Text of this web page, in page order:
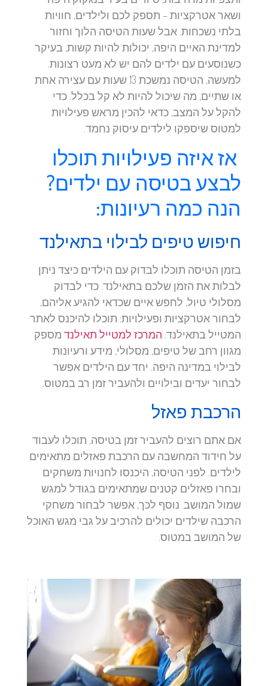
ושאר אטרקציות – תספק לכם ולילדים, חוויות
בלתי נשכחות. אבל שעות הטיסה הלוך וחזור
למדינת האיים היפה, יכולות להיות קשות, בעיקר
כשנוסעים עם ילדים להם יש לא מעט רצונות.
למעשה, הטיסה נמשכת 13 שעות עם עצירה אחת
או שתיים, מה שיכול להיות לא קל בכלל. כדי
להקל על המצב, כדאי להכין מראש פעילויות
למטוס שיספקו לילדים עיסוק נחמד.
אז איזה פעילויות תוכלו
לבצע בטיסה עם ילדים?
הנה כמה רעיונות:
חיפוש טיפים לבילוי בתאילנד
בזמן הטיסה תוכלו לבדוק עם הילדים כיצד ניתן
לבלות את הזמן שלכם בתאילנד. כדי לבדוק
מסלולי טיול, לחפש איים שכדאי להגיע אליהם,
לבחור אטרקציות ופעילויות: תוכלו להיכנס לאתר
המטייל בתאילנד.המרכז למטייל תאילנדמספק
מגוון רחב של טיפים, מסלולי, מידע ורעיונות
לבילוי במדינה היפה. יחד עם הילדים אפשר
לבחור יעדים ובילויים ולהעביר זמן רב במטוס.
הרכבת פאזל
אם אתם רוצים להעביר זמן בטיסה, תוכלו לעבוד
על חידוד המחשבה עם הרכבת פאזלים מתאימים
לילדים. לפני הטיסה, היכנסו לחנויות משחקים
ובחרו פאזלים קטנים שמתאימים בגודל למגש
שמול המושב. נוסף לכך, אפשר לבחור משחקי
הרכבה שילדים יכולים להרכיב על גבי מגש האוכל
של המושב במטוס.